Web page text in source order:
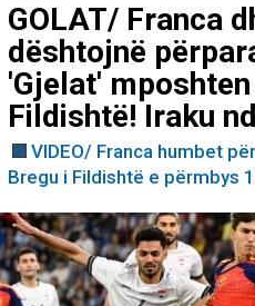
GOLAT/ Franca
dështojnë
'Gjelat'
Fildishtë! Iraku
VIDEO/ Franca humbet
Bregu i Fildishtë e përmbys